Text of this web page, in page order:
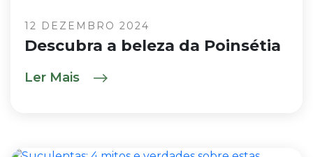
12 DEZEMBRO 2024
Descubra a beleza da Poinsétia
Ler Mais